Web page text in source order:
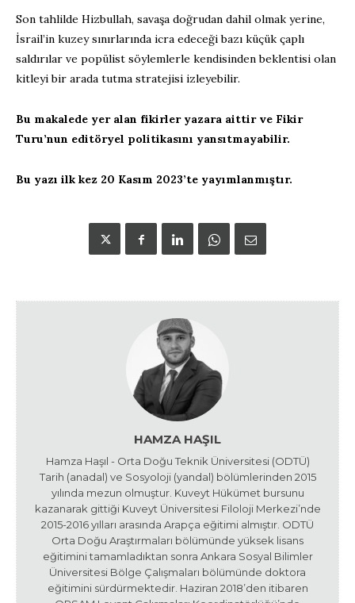
Son tahlilde Hizbullah, savaşa doğrudan dahil olmak yerine,
İsrail’in kuzey sınırlarında icra edeceği bazı küçük çaplı
saldırılar ve popülist söylemlerle kendisinden beklentisi olan
kitleyi bir arada tutma stratejisi izleyebilir.
Bu makalede yer alan fikirler yazara aittir ve Fikir
Turu’nun editöryel politikasını yansıtmayabilir.
Bu yazı ilk kez 20 Kasım 2023’te yayımlanmıştır.
HAMZA HAŞIL
Hamza Haşıl - Orta Doğu Teknik Üniversitesi (ODTÜ)
Tarih (anadal) ve Sosyoloji (yandal) bölümlerinden 2015
yılında mezun olmuştur. Kuveyt Hükümet bursunu
kazanarak gittiği Kuveyt Üniversitesi Filoloji Merkezi’nde
2015-2016 yılları arasında Arapça eğitimi almıştır. ODTÜ
Orta Doğu Araştırmaları bölümünde yüksek lisans
eğitimini tamamladıktan sonra Ankara Sosyal Bilimler
Üniversitesi Bölge Çalışmaları bölümünde doktora
eğitimini sürdürmektedir. Haziran 2018’den itibaren